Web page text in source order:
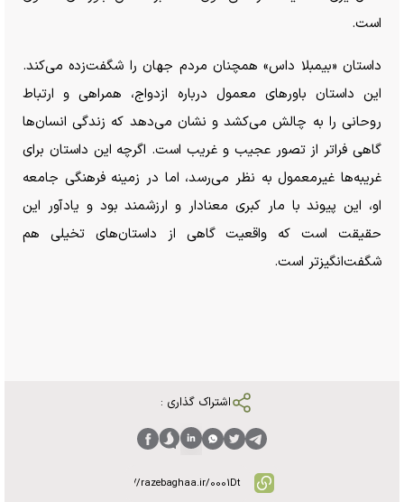
است.
داستان «بیمبلا داس» همچنان مردم جهان را شگفت‌زده می‌کند.
این داستان باور‌های معمول درباره ازدواج، همراهی و ارتباط
روحانی را به چالش می‌کشد و نشان می‌دهد که زندگی انسان‌ها
گاهی فراتر از تصور عجیب و غریب است. اگرچه این داستان برای
غریبه‌ها غیرمعمول به نظر می‌رسد، اما در زمینه فرهنگی جامعه
او، این پیوند با مار کبری معنادار و ارزشمند بود و یادآور این
حقیقت است که واقعیت گاهی از داستان‌های تخیلی هم
شگفت‌انگیزتر است.
اشتراک گذاری :